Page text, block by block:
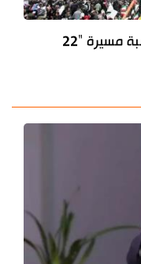
بيان وزارة الرياضة والشباب بمناسبة مسيرة "22